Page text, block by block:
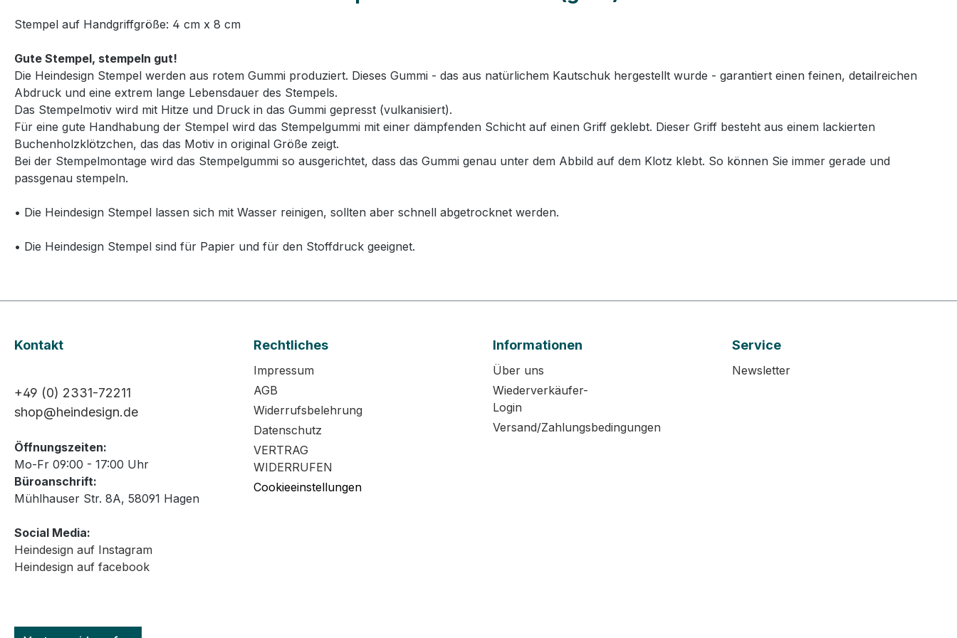
Stempel auf Handgriffgröße: 4 cm x 8 cm
Gute Stempel, stempeln gut!
Die Heindesign Stempel werden aus rotem Gummi produziert. Dieses Gummi - das aus natürlichem Kautschuk hergestellt wurde - garantiert einen feinen, detailreichen
Abdruck und eine extrem lange Lebensdauer des Stempels.
Das Stempelmotiv wird mit Hitze und Druck in das Gummi gepresst (vulkanisiert).
Für eine gute Handhabung der Stempel wird das Stempelgummi mit einer dämpfenden Schicht auf einen Griff geklebt. Dieser Griff besteht aus einem lackierten
Buchenholzklötzchen, das das Motiv in original Größe zeigt.
Bei der Stempelmontage wird das Stempelgummi so ausgerichtet, dass das Gummi genau unter dem Abbild auf dem Klotz klebt. So können Sie immer gerade und
passgenau stempeln.
• Die Heindesign Stempel lassen sich mit Wasser reinigen, sollten aber schnell abgetrocknet werden.
• Die Heindesign Stempel sind für Papier und für den Stoffdruck geeignet.
Kontakt
+49 (0) 2331-72211
shop@heindesign.de
Öffnungszeiten:
Mo-Fr 09:00 - 17:00 Uhr
Büroanschrift:
Mühlhauser Str. 8A, 58091 Hagen
Social Media:
Heindesign auf Instagram
Heindesign auf facebook
Rechtliches
Impressum
AGB
Widerrufsbelehrung
Datenschutz
VERTRAG
WIDERRUFEN
Cookieeinstellungen
Informationen
Über uns
Wiederverkäufer-
Login
Versand/Zahlungsbedingungen
Service
Newsletter